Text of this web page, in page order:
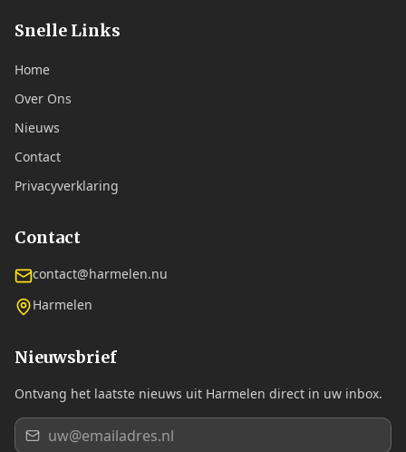
Snelle Links
Home
Over Ons
Nieuws
Contact
Privacyverklaring
Contact
contact@harmelen.nu
Harmelen
Nieuwsbrief
Ontvang het laatste nieuws uit Harmelen direct in uw inbox.